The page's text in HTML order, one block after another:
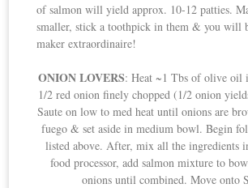
of salmon will yield approx. 10-12 patties.
smaller, stick a toothpick in them & you will
maker extraordinaire!
ONION LOVERS: Heat ~1 Tbs of olive oil
1/2 red onion finely chopped (1/2 onion
Saute on low to med heat until onions are
fuego & set aside in medium bowl. Begin
listed above. After, mix all the ingredients
food processor, add salmon mixture to
onions until combined. Move onto